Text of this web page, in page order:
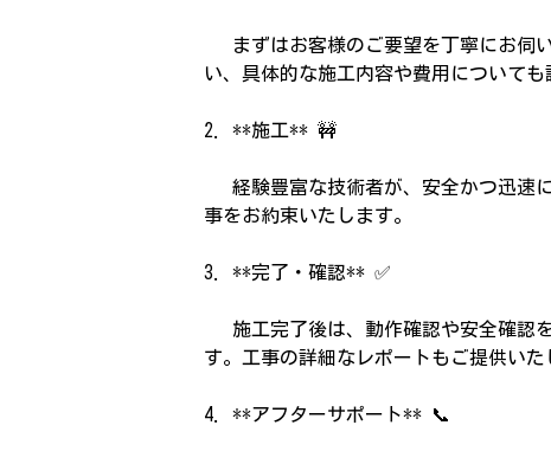
まずはお客様のご要望を丁寧にお伺
い、具体的な施工内容や費用についても
2. **施工** 🚧
経験豊富な技術者が、安全かつ迅速
事をお約束いたします。
3. **完了・確認** ✅
施工完了後は、動作確認や安全確認
す。工事の詳細なレポートもご提供いた
4. **アフターサポート** 📞